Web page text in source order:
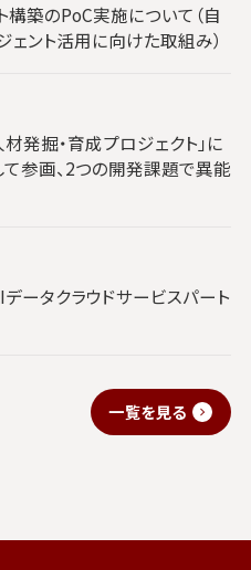
築のPoC実施について（自
ント活用に向けた取組み）
発掘・育成プロジェクト」に
参画、2つの開発課題で異能
ータクラウドサービスパート
一覧を見る